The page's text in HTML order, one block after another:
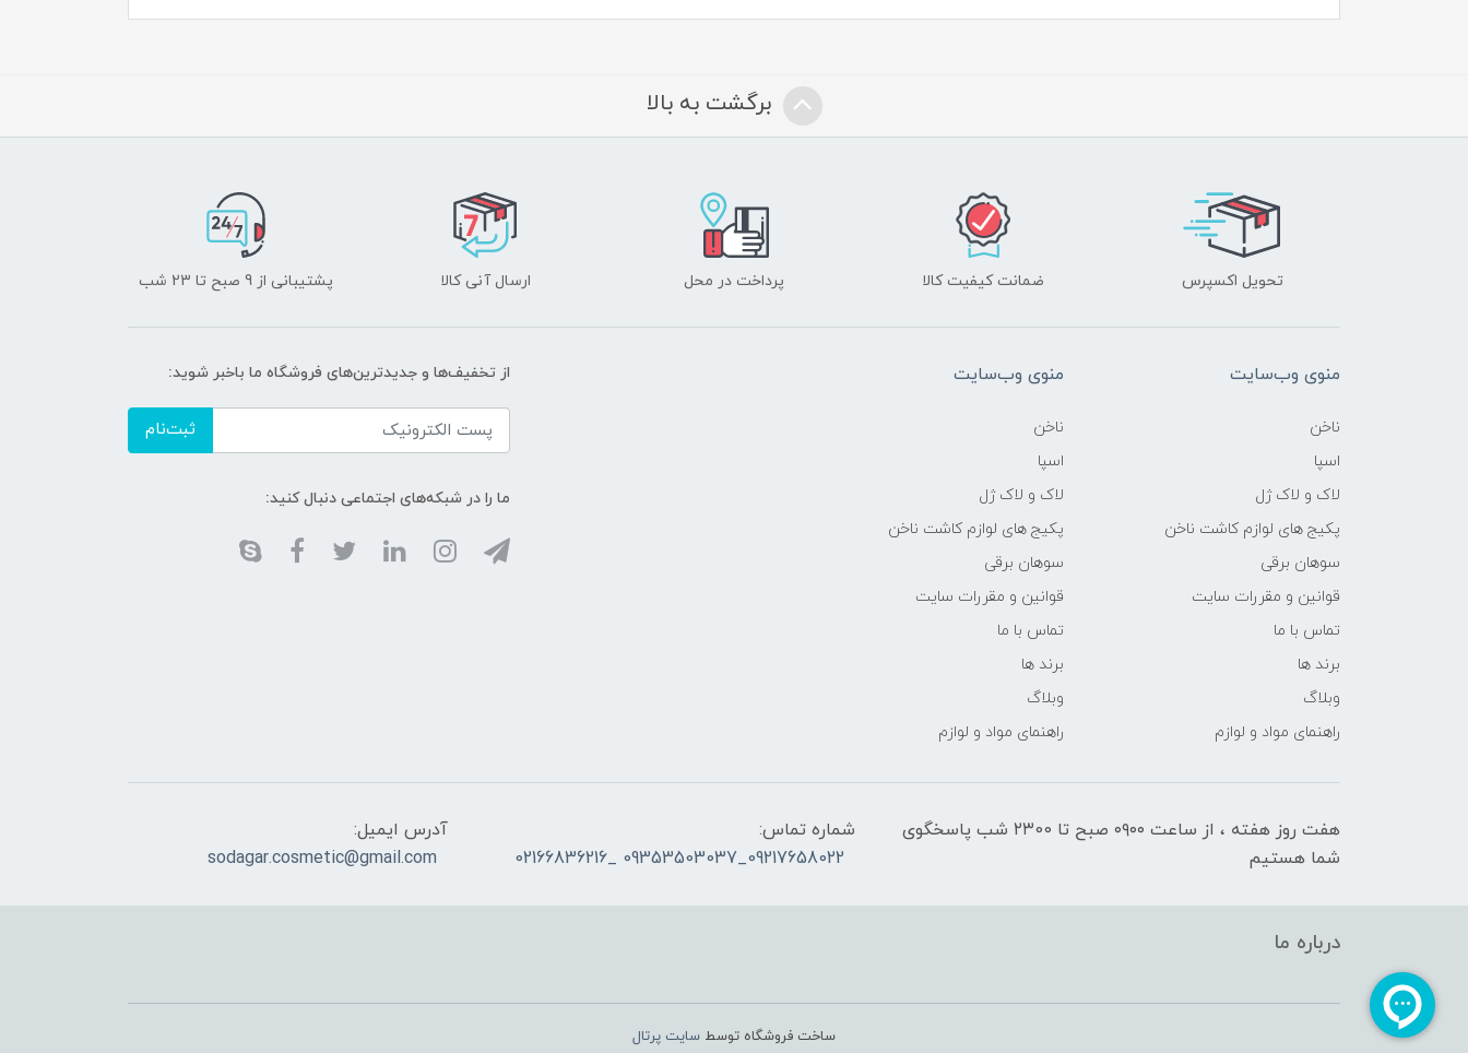
برگشت به بالا
تحویل اکسپرس ضمانت کیفیت کالا پرداخت در محل ارسال آنی کالا پشتیبانی از 9 صبح تا 23 شب
منوی وب‌سایت
ناخن
اسپا
لاک و لاک ژل
پکیج های لوازم کاشت ناخن
سوهان برقی
قوانین و مقررات سایت
تماس با ما
برند ها
وبلاگ
راهنمای مواد و لوازم
منوی وب‌سایت
ناخن
اسپا
لاک و لاک ژل
پکیج های لوازم کاشت ناخن
سوهان برقی
قوانین و مقررات سایت
تماس با ما
برند ها
وبلاگ
راهنمای مواد و لوازم
از تخفیف‌ها و جدیدترین‌های فروشگاه ما باخبر شوید:
ثبت‌نام
ما را در شبکه‌های اجتماعی دنبال کنید:
هفت روز هفته ، از ساعت ۰۹۰۰ صبح تا ۲۳00 شب پاسخگوی
شما هستیم
شماره تماس:
09217658022_09353503037 _02166836216
آدرس ایمیل:
sodagar.cosmetic@gmail.com
درباره ما
ساخت فروشگاه توسط سایت پرتال